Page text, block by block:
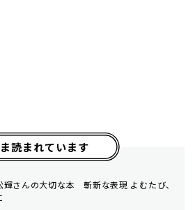
読まれています
輝さんの大切な本 斬新な表現 よむたび、